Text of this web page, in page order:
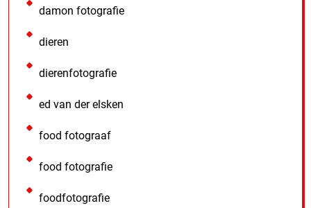
damon fotografie
dieren
dierenfotografie
ed van der elsken
food fotograaf
food fotografie
foodfotografie